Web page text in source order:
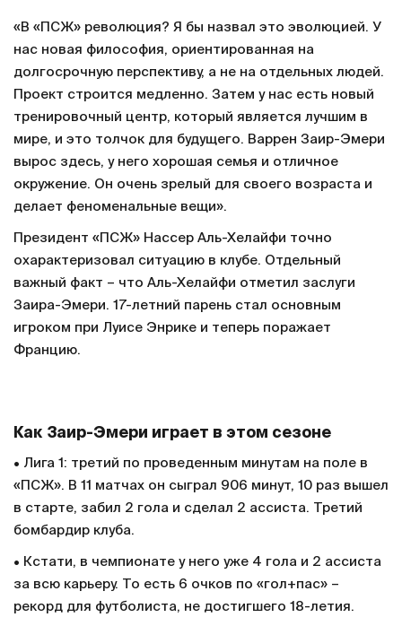
«В «ПСЖ» революция? Я бы назвал это эволюцией. У
нас новая философия, ориентированная на
долгосрочную перспективу, а не на отдельных людей.
Проект строится медленно. Затем у нас есть новый
тренировочный центр, который является лучшим в
мире, и это толчок для будущего. Варрен Заир-Эмери
вырос здесь, у него хорошая семья и отличное
окружение. Он очень зрелый для своего возраста и
делает феноменальные вещи».
Президент «ПСЖ» Нассер Аль-Хелайфи точно
охарактеризовал ситуацию в клубе. Отдельный
важный факт – что Аль-Хелайфи отметил заслуги
Заира-Эмери. 17-летний парень стал основным
игроком при Луисе Энрике и теперь поражает
Францию.
Как Заир-Эмери играет в этом сезоне
• Лига 1: третий по проведенным минутам на поле в
«ПСЖ». В 11 матчах он сыграл 906 минут, 10 раз вышел
в старте, забил 2 гола и сделал 2 ассиста. Третий
бомбардир клуба.
• Кстати, в чемпионате у него уже 4 гола и 2 ассиста
за всю карьеру. То есть 6 очков по «гол+пас» –
рекорд для футболиста, не достигшего 18-летия.